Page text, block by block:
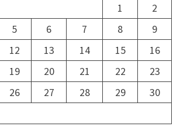
1
2
5 6 7 8
9
12 13 14 15
16
19 20 21 22
23
26 27 28 29
30